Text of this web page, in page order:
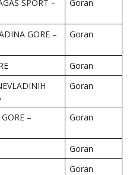
SPORT –
Goran
GORE –
Goran
Goran
Goran
–
Goran
Goran
Goran